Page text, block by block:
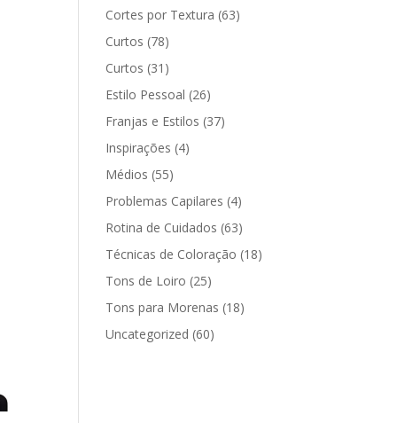
Cortes por Textura (63)
Curtos (78)
Curtos (31)
Estilo Pessoal (26)
Franjas e Estilos (37)
Inspirações (4)
Médios (55)
Problemas Capilares (4)
Rotina de Cuidados (63)
Técnicas de Coloração (18)
Tons de Loiro (25)
Tons para Morenas (18)
Uncategorized (60)